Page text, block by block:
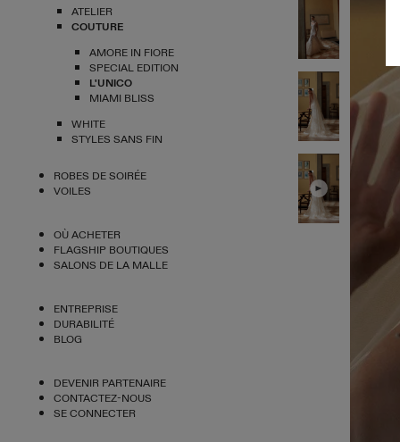
ATELIER
COUTURE
AMORE IN FIORE
SPECIAL EDITION
L'UNICO
MIAMI BLISS
WHITE
STYLES SANS FIN
ROBES DE SOIRÉE
VOILES
OÙ ACHETER
FLAGSHIP BOUTIQUES
SALONS DE LA MALLE
ENTREPRISE
DURABILITÉ
BLOG
DEVENIR PARTENAIRE
CONTACTEZ-NOUS
SE CONNECTER